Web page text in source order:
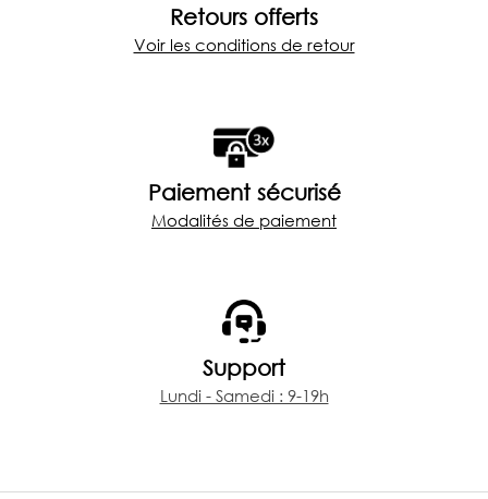
Retours offerts
Voir les conditions de retour
Paiement sécurisé
Modalités de paiement
Support
Lundi - Samedi : 9-19h